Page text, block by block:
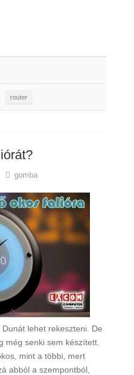
router
gomba
lehet rekeszteni. De
még senki sem készített.
mint a többi, mert
abból a szempontból,